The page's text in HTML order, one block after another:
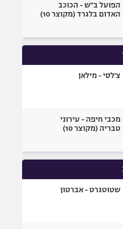
הפועל ב"ש - הכוכב
האדום בלגרד (מקוצר 10)
צ'לסי - מילאן
מכבי חיפה - עירוני
טבריה (מקוצר 10)
שטוטגרט - אברטון